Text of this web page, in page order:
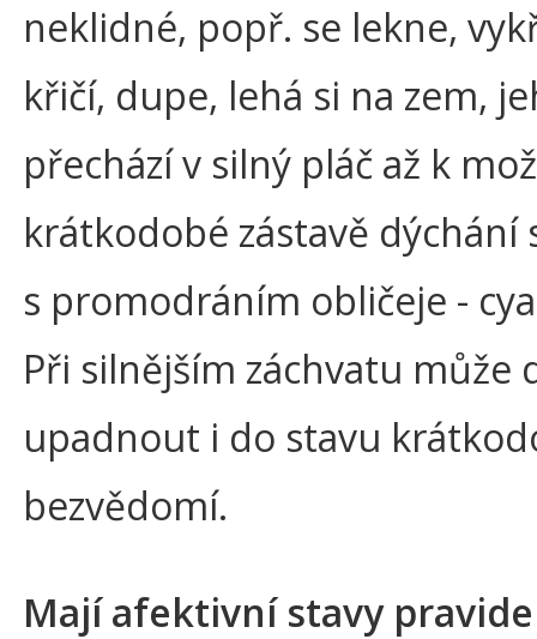
neklidné, popř. se lekne,
křičí, dupe, lehá si na zem,
přechází v silný pláč až k
krátkodobé zástavě dýchání
s promodráním obličeje -
Při silnějším záchvatu může
upadnout i do stavu
bezvědomí.
Mají afektivní stavy